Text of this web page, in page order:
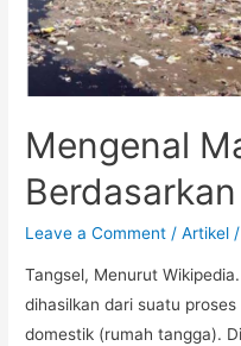
Mengenal
Leave a Comment /Artikel
Tangsel, Menurut
dihasilkan dari suatu
domestik (rumah tangga).